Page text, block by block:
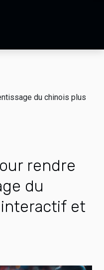
du chinois plus
rendre
du
et